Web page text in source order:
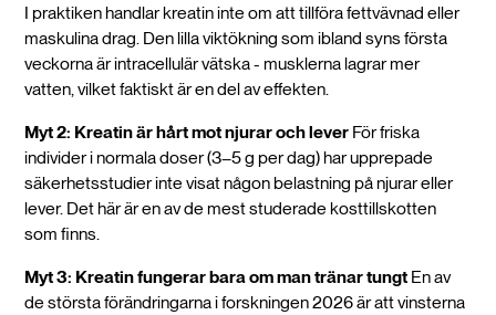
I praktiken handlar kreatin inte om att tillföra fettvävnad eller
maskulina drag. Den lilla viktökning som ibland syns första
veckorna är intracellulär vätska - musklerna lagrar mer
vatten, vilket faktiskt är en del av effekten.
Myt 2: Kreatin är hårt mot njurar och lever För friska
individer i normala doser (3–5 g per dag) har upprepade
säkerhetsstudier inte visat någon belastning på njurar eller
lever. Det här är en av de mest studerade kosttillskotten
som finns.
Myt 3: Kreatin fungerar bara om man tränar tungt En av
de största förändringarna i forskningen 2026 är att vinsterna